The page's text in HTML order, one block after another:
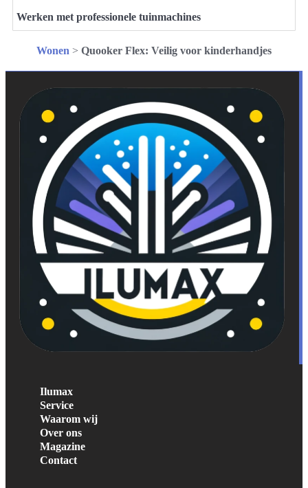
Werken met professionele tuinmachines
Wonen > Quooker Flex: Veilig voor kinderhandjes
Ilumax
Service
Waarom wij
Over ons
Magazine
Contact